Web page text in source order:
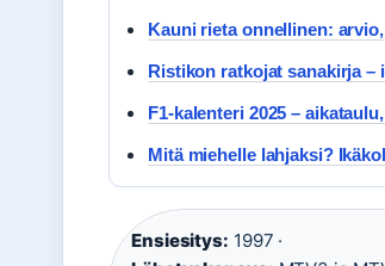
Kauni rieta onnellinen:
Ristikon ratkojat sanakirja –
F1-kalenteri 2025 –
Mitä miehelle lahjaksi?
Ensiesitys: 1997 ·